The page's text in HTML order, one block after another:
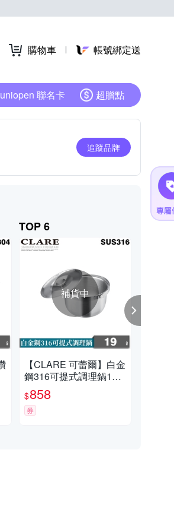
購物車 帳號綁定送
uniopen 聯名卡 超贈點
追蹤品牌
TOP 6
補貨中
【CLARE 可蕾爾】白金
鋼316可提式調理鍋19c
m
$858
券